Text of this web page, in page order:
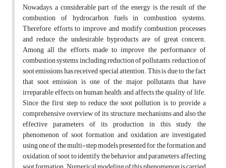
Nowadays, a considerable part of the energy is the result of the
combustion of hydrocarbon fuels in combustion systems.
Therefore, efforts to improve and modify combustion processes
and reduce the undesirable byproducts are of great concern.
Among all the efforts made to improve the performance of
combustion systems including reduction of pollutants, reduction of
soot emissions has received special attention. This is due to the fact
that soot emission is one of the major pollutants that have
irreparable effects on human health, and affects the quality of life.
Since the first step to reduce the soot pollution is to provide a
comprehensive overview of its structure, mechanisms and also the
effective parameters of its production, in this study, the
phenomenon of soot formation and oxidation are investigated
using one of the multi-step models presented for the formation and
oxidation of soot to identify the behavior and parameters affecting